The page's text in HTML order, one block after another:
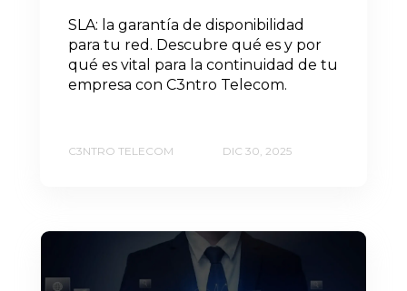
SLA: la garantía de disponibilidad
para tu red. Descubre qué es y por
qué es vital para la continuidad de tu
empresa con C3ntro Telecom.
C3NTRO TELECOM DIC 30, 2025